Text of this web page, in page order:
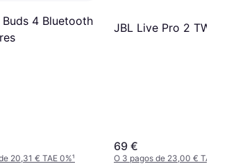
Buds 4 Bluetooth
20,31 € TAE 0%¹
JBL Live Pro 2 TWS
69 €
O 3 pagos de 23,00 € TAE